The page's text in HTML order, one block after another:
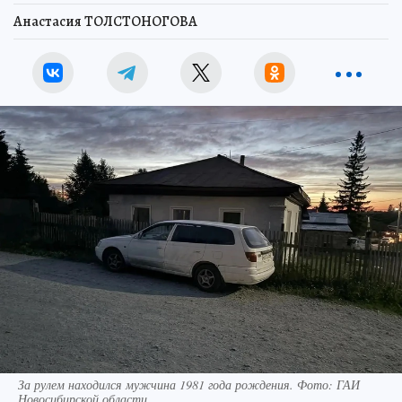
Анастасия ТОЛСТОНОГОВА
За рулем находился мужчина 1981 года рождения. Фото: ГАИ